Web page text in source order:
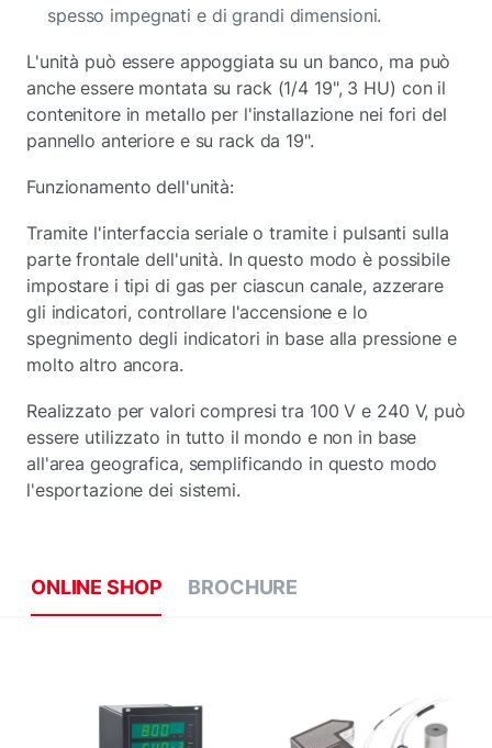
spesso impegnati e di grandi dimensioni.
L'unità può essere appoggiata su un banco, ma può
anche essere montata su rack (1/4 19", 3 HU) con il
contenitore in metallo per l'installazione nei fori del
pannello anteriore e su rack da 19".
Funzionamento dell'unità:
Tramite l'interfaccia seriale o tramite i pulsanti sulla
parte frontale dell'unità. In questo modo è possibile
impostare i tipi di gas per ciascun canale, azzerare
gli indicatori, controllare l'accensione e lo
spegnimento degli indicatori in base alla pressione e
molto altro ancora.
Realizzato per valori compresi tra 100 V e 240 V, può
essere utilizzato in tutto il mondo e non in base
all'area geografica, semplificando in questo modo
l'esportazione dei sistemi.
ONLINE SHOP BROCHURE